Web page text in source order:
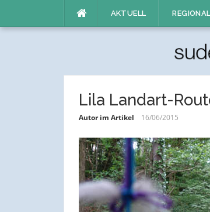
AKTUELL
Lila Landart-
Autor im Artikel 16/06/2015